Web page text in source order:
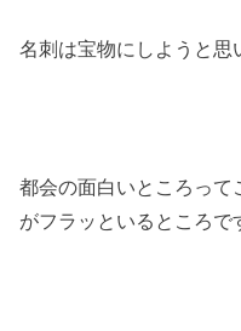
名刺は宝物にしようと思
都会の面白いところって
がフラッといるところで